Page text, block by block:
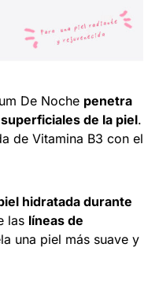
De Noche penetra
de la piel.
de Vitamina B3 con el
hidratada durante
las líneas de
una piel más suave y